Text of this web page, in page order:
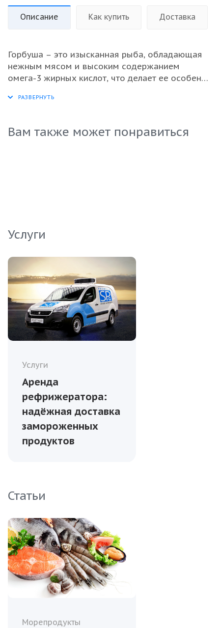
Описание Как купить Доставка
Горбуша – это изысканная рыба, обладающая
нежным мясом и высоким содержанием
омега-3 жирных кислот, что делает ее особенно
представляет собой потрошенную
подходит для оптовых закупок. Эта рыба
прошла тщательный отбор и обработку, что
Вам также может понравиться
Услуги
Услуги
Аренда
рефрижератора:
надёжная доставка
замороженных
продуктов
Статьи
Морепродукты